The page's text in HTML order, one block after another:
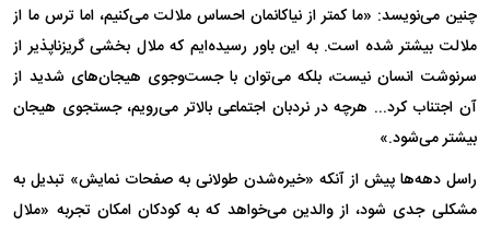
چنین می‌نویسد: «ما کمتر از نیاکانمان احساس ملالت می‌کنیم، اما ترس ما از
ملالت بیشتر شده است. به این باور رسیده‌ایم که ملال بخشی گریزناپذیر از
سرنوشت انسان نیست، بلکه می‌توان با جست‌وجوی هیجان‌های شدید از
آن اجتناب کرد... هرچه در نردبان اجتماعی بالاتر می‌رویم، جستجوی هیجان
بیشتر می‌شود.»
راسل دهه‌ها پیش از آنکه «خیره‌شدن طولانی به صفحات نمایش» تبدیل به
مشکلی جدی شود، از والدین می‌خواهد که به کودکان امکان تجربه «ملال